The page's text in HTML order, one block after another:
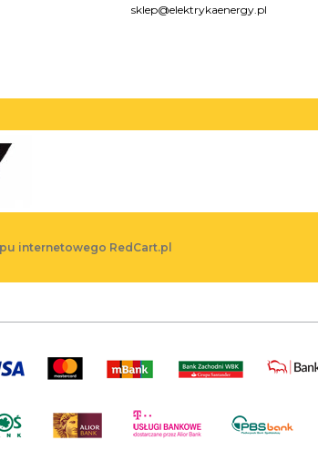
sklep@elektrykaenergy.pl
internetowego RedCart.pl